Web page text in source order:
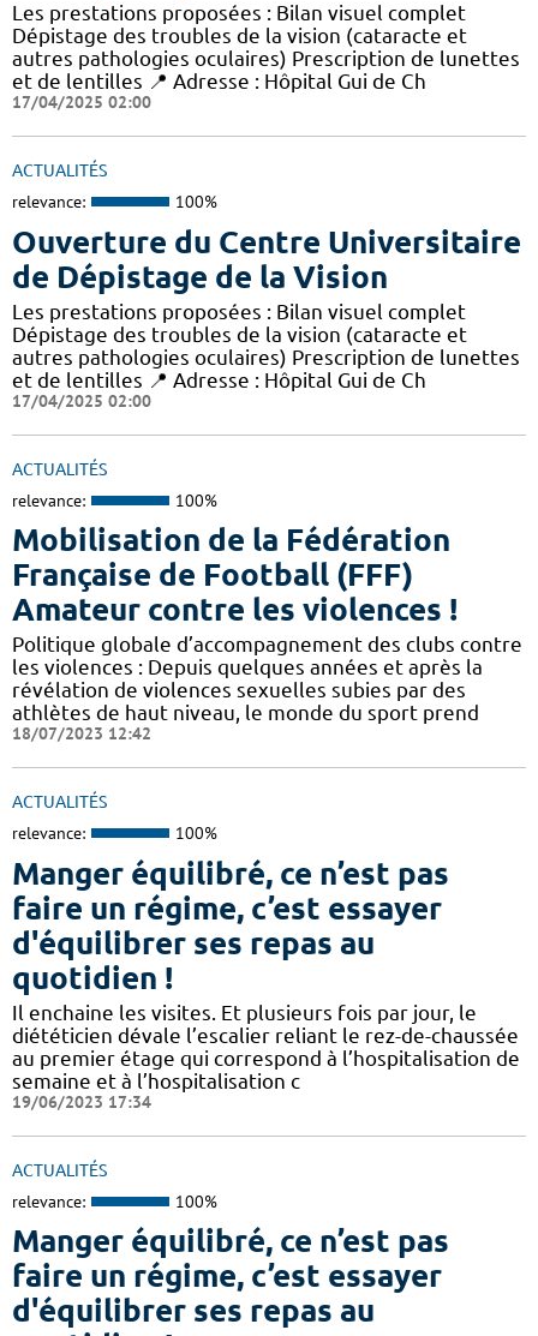
Les prestations proposées : Bilan visuel complet
Dépistage des troubles de la vision (cataracte et
autres pathologies oculaires) Prescription de lunettes
et de lentilles 📍 Adresse : Hôpital Gui de Ch
17/04/2025 02:00
ACTUALITÉS
relevance: 100%
Ouverture du Centre Universitaire
de Dépistage de la Vision
Les prestations proposées : Bilan visuel complet
Dépistage des troubles de la vision (cataracte et
autres pathologies oculaires) Prescription de lunettes
et de lentilles 📍 Adresse : Hôpital Gui de Ch
17/04/2025 02:00
ACTUALITÉS
relevance: 100%
Mobilisation de la Fédération
Française de Football (FFF)
Amateur contre les violences !
Politique globale d’accompagnement des clubs contre
les violences : Depuis quelques années et après la
révélation de violences sexuelles subies par des
athlètes de haut niveau, le monde du sport prend
18/07/2023 12:42
ACTUALITÉS
relevance: 100%
Manger équilibré, ce n’est pas
faire un régime, c’est essayer
d'équilibrer ses repas au
quotidien !
Il enchaine les visites. Et plusieurs fois par jour, le
diététicien dévale l’escalier reliant le rez-de-chaussée
au premier étage qui correspond à l’hospitalisation de
semaine et à l’hospitalisation c
19/06/2023 17:34
ACTUALITÉS
relevance: 100%
Manger équilibré, ce n’est pas
faire un régime, c’est essayer
d'équilibrer ses repas au